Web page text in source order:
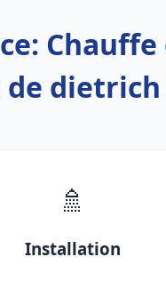
Chauffe
de
🚿
Installation